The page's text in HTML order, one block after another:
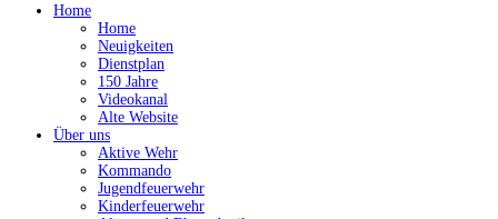
Home
Home
Neuigkeiten
Dienstplan
150 Jahre
Videokanal
Alte Website
Über uns
Aktive Wehr
Kommando
Jugendfeuerwehr
Kinderfeuerwehr